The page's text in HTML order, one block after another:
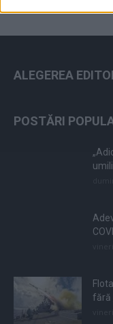
ALEGEREA
POSTĂRI
fără